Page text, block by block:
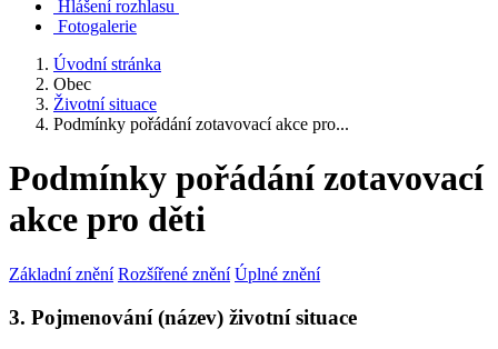
Hlášení rozhlasu
Fotogalerie
Úvodní stránka
Obec
Životní situace
Podmínky pořádání zotavovací akce pro...
Podmínky pořádání zotavovací
akce pro děti
Základní znění Rozšířené znění Úplné znění
3. Pojmenování (název) životní situace